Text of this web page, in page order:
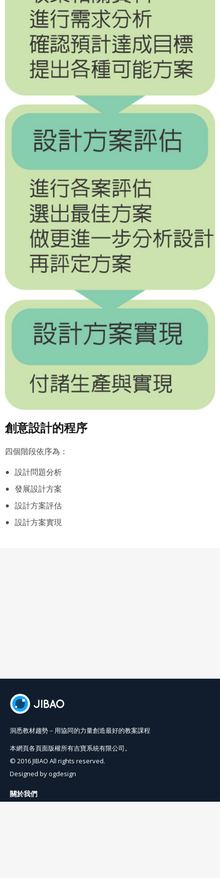
創意設計的程序
四個階段依序為：
設計問題分析
發展設計方案
設計方案評估
設計方案實現
洞悉教材趨勢－用協同的力量創造最好的教案課程
本網頁各頁面版權所有吉寶系統有限公司。
© 2016 JIBAO All rights reserved.
Designed byogdesign
關於我們